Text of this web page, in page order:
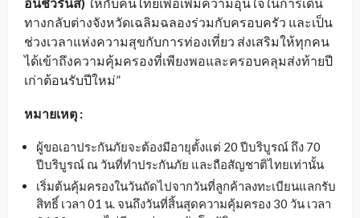
อินชัวรันส์) ให้กับคนไทยเพื่อเพิ่มความอุ่นใจในการเดิน
ทางกลับต่างจังหวัดเฉลิมฉลองร่วมกับครอบครัว และเป็น
ช่วงเวลาแห่งความสุขกับการท่องเที่ยว ส่งเสริมให้ทุกคน
ได้เข้าถึงความคุ้มครองที่เพียงพอและครอบคลุมส่งท้ายปี
เก่าต้อนรับปีใหม่”
หมายเหตุ :
ผู้ขอเอาประกันภัยจะต้องมีอายุตั้งแต่ 20 ปีบริบูรณ์ ถึง 70
ปีบริบูรณ์ ณ วันที่ทำประกันภัย และถือสัญชาติไทยเท่านั้น
เริ่มต้นคุ้มครองในวันถัดไปจากวันที่ลูกค้าลงทะเบียนแลกรับ
สิทธิ์ เวลา 01 น. จนถึงวันที่สิ้นสุดความคุ้มครอง 30 วัน เวลา